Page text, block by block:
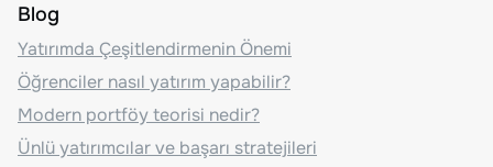
Blog
Yatırımda Çeşitlendirmenin Önemi
Öğrenciler nasıl yatırım yapabilir?
Modern portföy teorisi nedir?
Ünlü yatırımcılar ve başarı stratejileri